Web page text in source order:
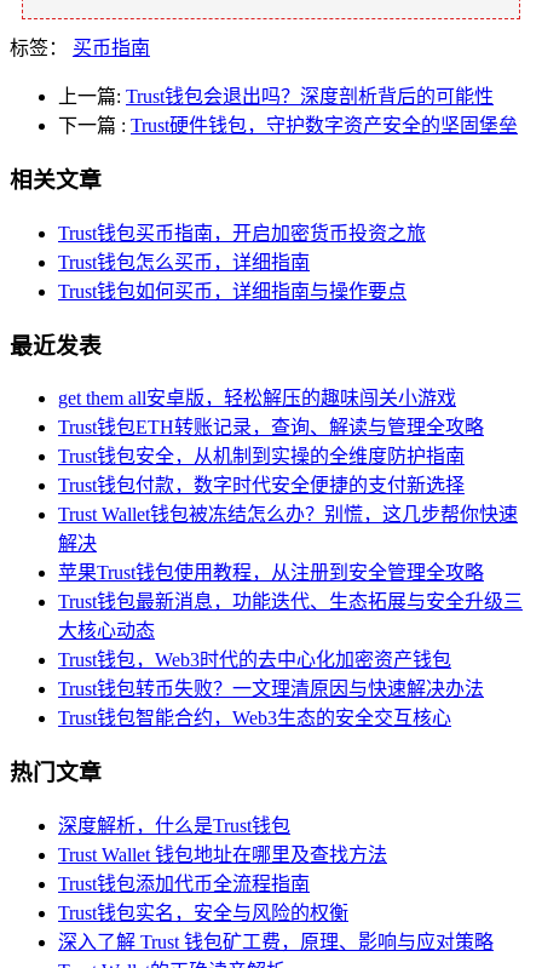
标签： 买币指南
上一篇: Trust钱包会退出吗？深度剖析背后的可能性
下一篇 : Trust硬件钱包，守护数字资产安全的坚固堡垒
相关文章
Trust钱包买币指南，开启加密货币投资之旅
Trust钱包怎么买币，详细指南
Trust钱包如何买币，详细指南与操作要点
最近发表
get them all安卓版，轻松解压的趣味闯关小游戏
Trust钱包ETH转账记录，查询、解读与管理全攻略
Trust钱包安全，从机制到实操的全维度防护指南
Trust钱包付款，数字时代安全便捷的支付新选择
Trust Wallet钱包被冻结怎么办？别慌，这几步帮你快速
解决
苹果Trust钱包使用教程，从注册到安全管理全攻略
Trust钱包最新消息，功能迭代、生态拓展与安全升级三
大核心动态
Trust钱包，Web3时代的去中心化加密资产钱包
Trust钱包转币失败？一文理清原因与快速解决办法
Trust钱包智能合约，Web3生态的安全交互核心
热门文章
深度解析，什么是Trust钱包
Trust Wallet 钱包地址在哪里及查找方法
Trust钱包添加代币全流程指南
Trust钱包实名，安全与风险的权衡
深入了解 Trust 钱包矿工费，原理、影响与应对策略